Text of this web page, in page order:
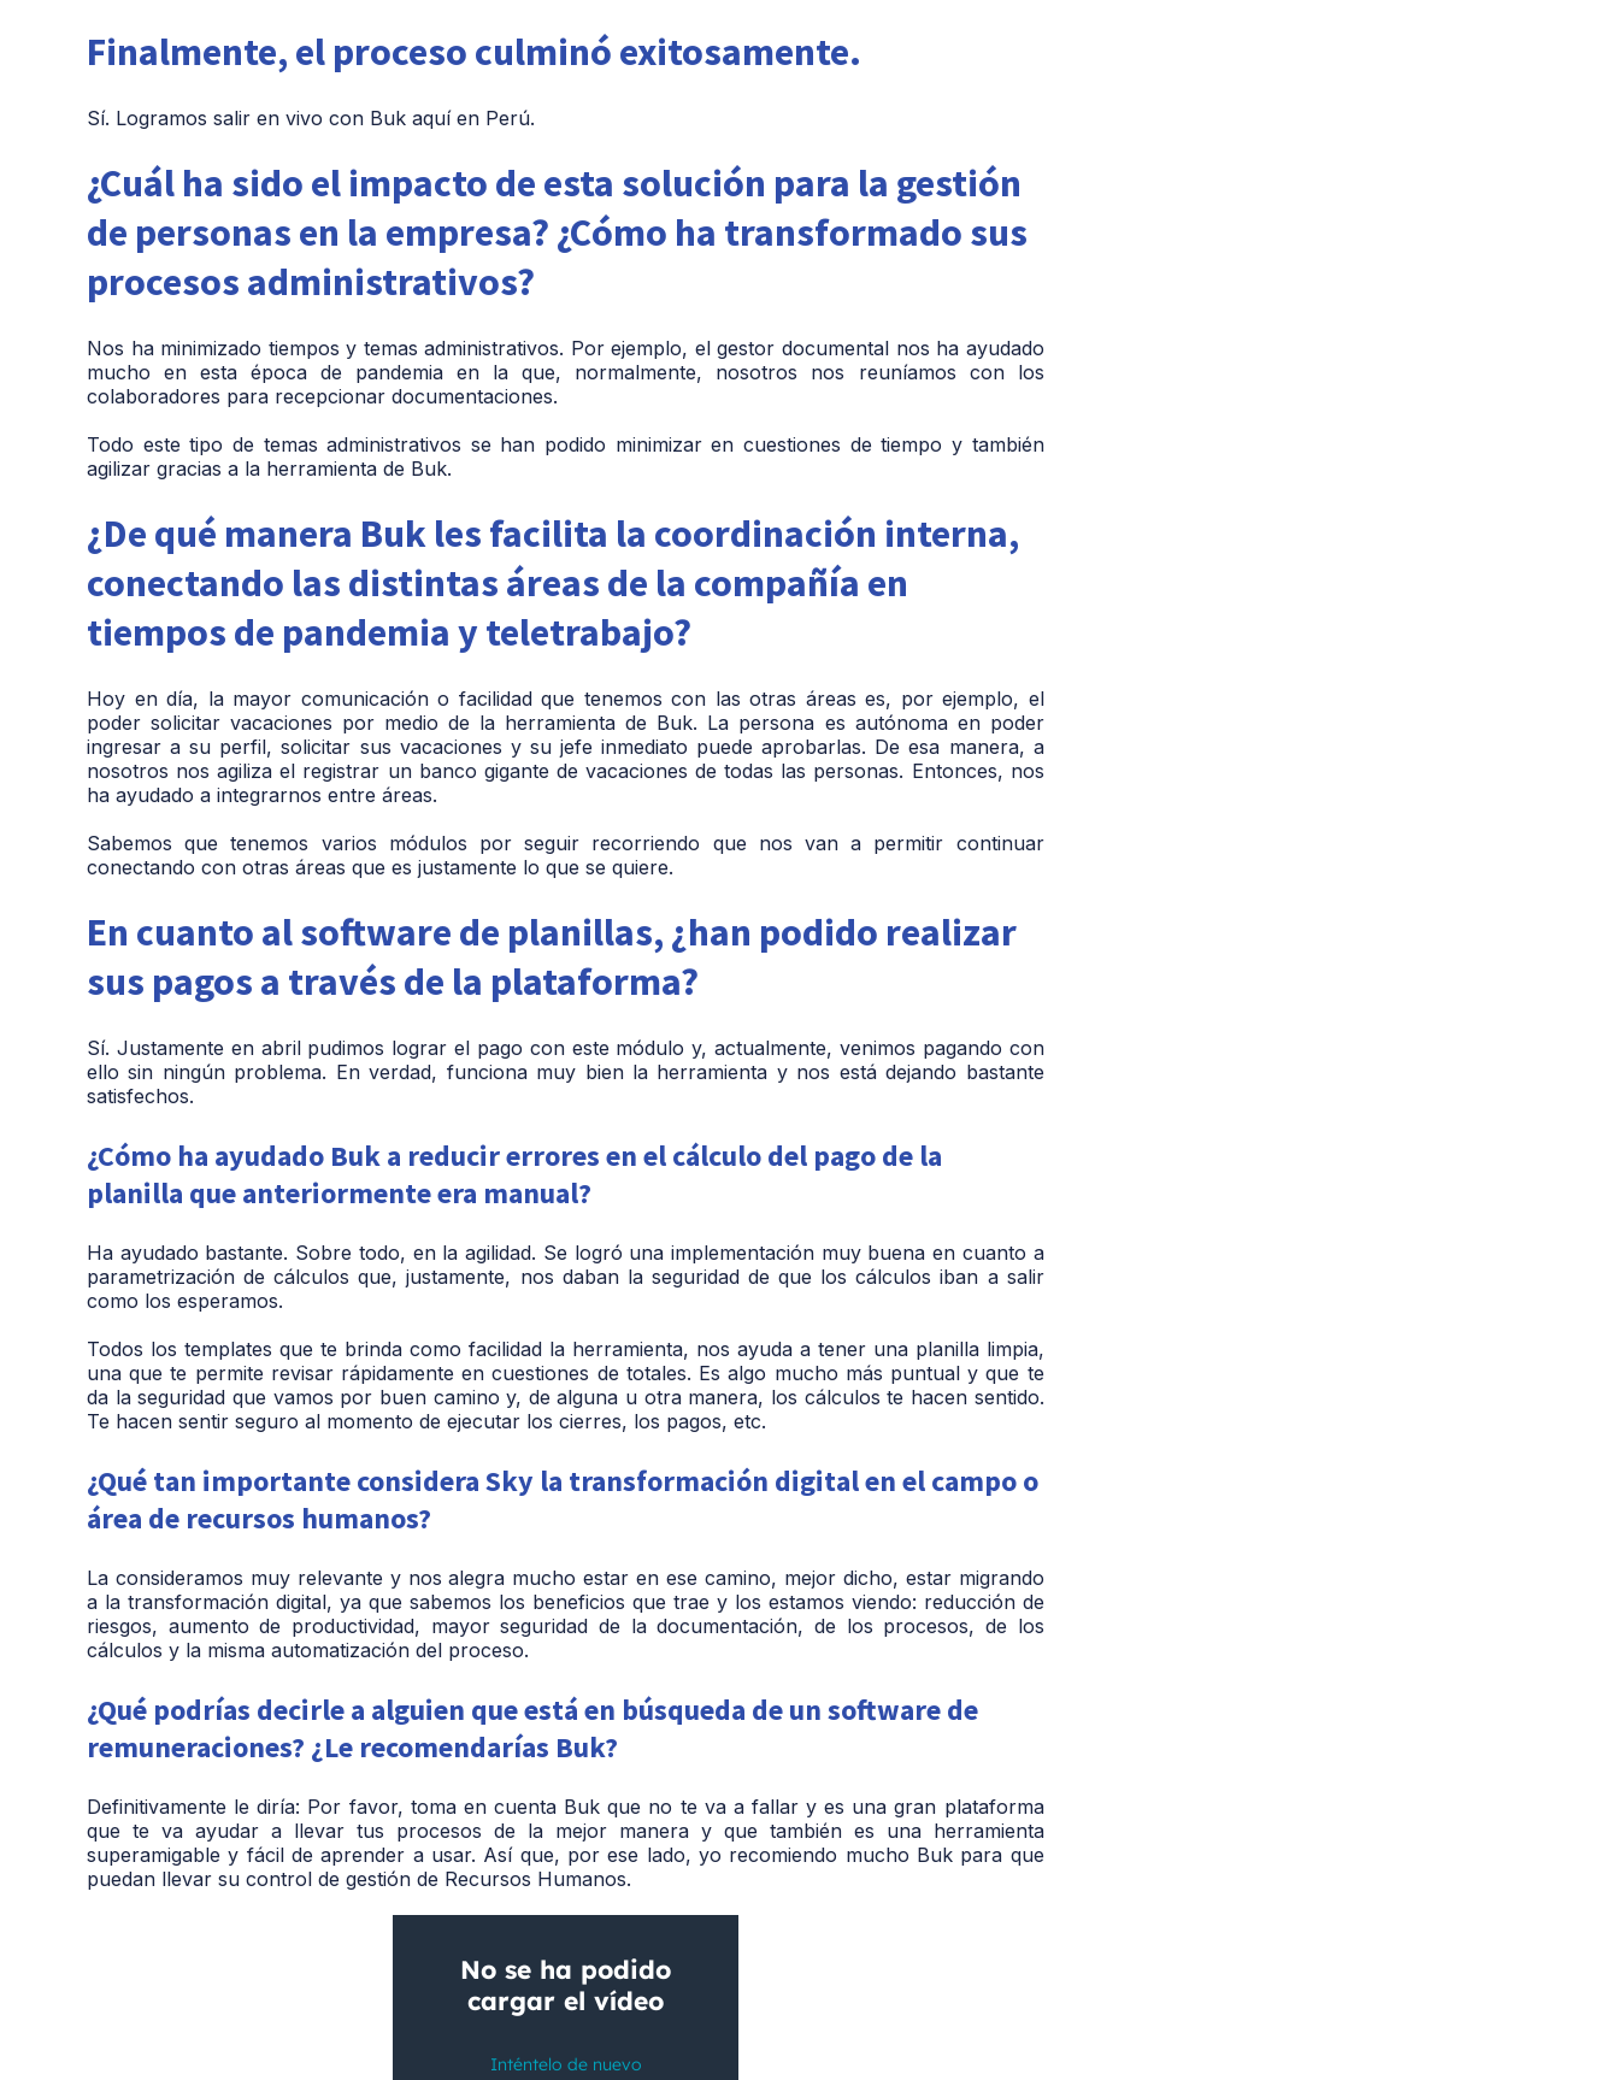
Finalmente, el proceso culminó exitosamente.
Sí. Logramos salir en vivo con Buk aquí en Perú.
¿Cuál ha sido el impacto de esta solución para la gestión
de personas en la empresa? ¿Cómo ha transformado sus
procesos administrativos?
Nos ha minimizado tiempos y temas administrativos. Por ejemplo, el gestor documental nos ha ayudado
mucho en esta época de pandemia en la que, normalmente, nosotros nos reuníamos con los
colaboradores para recepcionar documentaciones.
Todo este tipo de temas administrativos se han podido minimizar en cuestiones de tiempo y también
agilizar gracias a la herramienta de Buk.
¿De qué manera Buk les facilita la coordinación interna,
conectando las distintas áreas de la compañía en
tiempos de pandemia y teletrabajo?
Hoy en día, la mayor comunicación o facilidad que tenemos con las otras áreas es, por ejemplo, el
poder solicitar vacaciones por medio de la herramienta de Buk. La persona es autónoma en poder
ingresar a su perfil, solicitar sus vacaciones y su jefe inmediato puede aprobarlas. De esa manera, a
nosotros nos agiliza el registrar un banco gigante de vacaciones de todas las personas. Entonces, nos
ha ayudado a integrarnos entre áreas.
Sabemos que tenemos varios módulos por seguir recorriendo que nos van a permitir continuar
conectando con otras áreas que es justamente lo que se quiere.
En cuanto al software de planillas, ¿han podido realizar
sus pagos a través de la plataforma?
Sí. Justamente en abril pudimos lograr el pago con este módulo y, actualmente, venimos pagando con
ello sin ningún problema. En verdad, funciona muy bien la herramienta y nos está dejando bastante
satisfechos.
¿Cómo ha ayudado Buk a reducir errores en el cálculo del pago de la
planilla que anteriormente era manual?
Ha ayudado bastante. Sobre todo, en la agilidad. Se logró una implementación muy buena en cuanto a
parametrización de cálculos que, justamente, nos daban la seguridad de que los cálculos iban a salir
como los esperamos.
Todos los templates que te brinda como facilidad la herramienta, nos ayuda a tener una planilla limpia,
una que te permite revisar rápidamente en cuestiones de totales. Es algo mucho más puntual y que te
da la seguridad que vamos por buen camino y, de alguna u otra manera, los cálculos te hacen sentido.
Te hacen sentir seguro al momento de ejecutar los cierres, los pagos, etc.
¿Qué tan importante considera Sky la transformación digital en el campo o
área de recursos humanos?
La consideramos muy relevante y nos alegra mucho estar en ese camino, mejor dicho, estar migrando
a la transformación digital, ya que sabemos los beneficios que trae y los estamos viendo: reducción de
riesgos, aumento de productividad, mayor seguridad de la documentación, de los procesos, de los
cálculos y la misma automatización del proceso.
¿Qué podrías decirle a alguien que está en búsqueda de un software de
remuneraciones? ¿Le recomendarías Buk?
Definitivamente le diría: Por favor, toma en cuenta Buk que no te va a fallar y es una gran plataforma
que te va ayudar a llevar tus procesos de la mejor manera y que también es una herramienta
superamigable y fácil de aprender a usar. Así que, por ese lado, yo recomiendo mucho Buk para que
puedan llevar su control de gestión de Recursos Humanos.